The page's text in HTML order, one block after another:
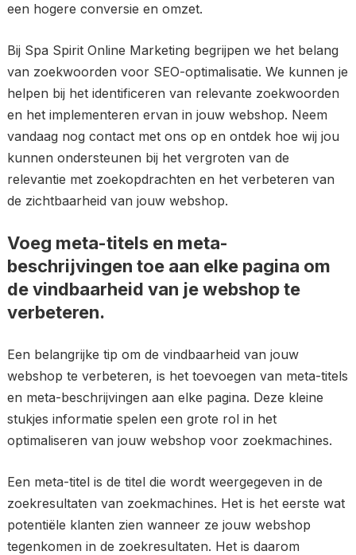
een hogere conversie en omzet.
Bij Spa Spirit Online Marketing begrijpen we het belang
van zoekwoorden voor SEO-optimalisatie. We kunnen je
helpen bij het identificeren van relevante zoekwoorden
en het implementeren ervan in jouw webshop. Neem
vandaag nog contact met ons op en ontdek hoe wij jou
kunnen ondersteunen bij het vergroten van de
relevantie met zoekopdrachten en het verbeteren van
de zichtbaarheid van jouw webshop.
Voeg meta-titels en meta-
beschrijvingen toe aan elke pagina om
de vindbaarheid van je webshop te
verbeteren.
Een belangrijke tip om de vindbaarheid van jouw
webshop te verbeteren, is het toevoegen van meta-titels
en meta-beschrijvingen aan elke pagina. Deze kleine
stukjes informatie spelen een grote rol in het
optimaliseren van jouw webshop voor zoekmachines.
Een meta-titel is de titel die wordt weergegeven in de
zoekresultaten van zoekmachines. Het is het eerste wat
potentiële klanten zien wanneer ze jouw webshop
tegenkomen in de zoekresultaten. Het is daarom